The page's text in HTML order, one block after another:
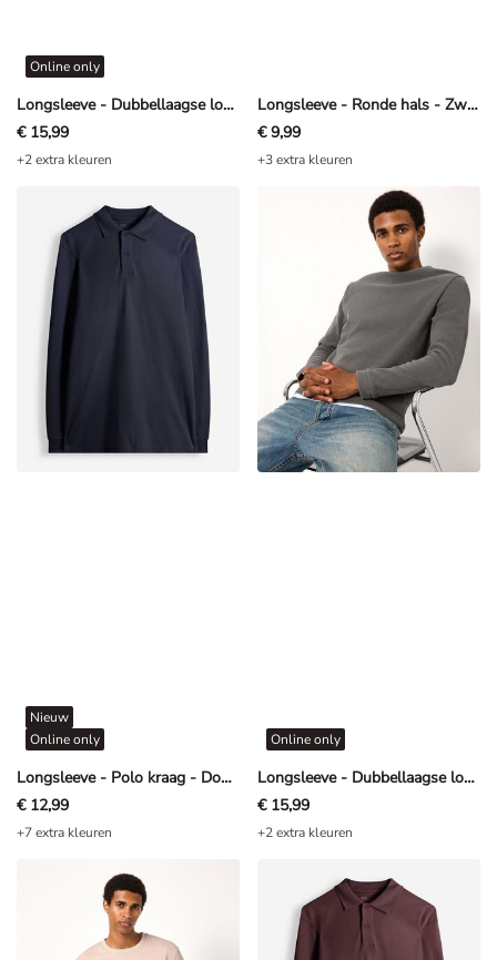
Longsleeve - Dubbellaagse look - Donkergrijs
Online only
€ 15,99
+2 extra kleuren
Longsleeve - Ronde hals - Zwart
€ 9,99
+3 extra kleuren
Longsleeve - Polo kraag - Donkerblauw
Nieuw
Online only
€ 12,99
+7 extra kleuren
Longsleeve - Dubbellaagse look - Kaki
Online only
€ 15,99
+2 extra kleuren